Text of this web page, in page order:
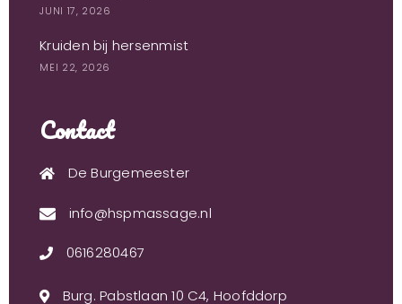
JUNI 17, 2026
Kruiden bij hersenmist
MEI 22, 2026
Contact
De Burgemeester
info@hspmassage.nl
0616280467
Burg. Pabstlaan 10 C4, Hoofddorp